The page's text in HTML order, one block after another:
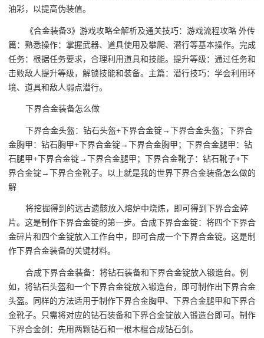
油彩，以提高伪装值。
《合金装备3》游戏攻略全解析及通关技巧：游戏流程攻略 外传
篇：熟悉操作：掌握武器、道具使用及攀爬、潜行等基本操作。完成
任务：根据任务要求，合理利用道具和技能。提升等级：通过任务和
击败敌人提升等级，解锁技能和装备。主篇：潜行技巧：学会利用环
境、道具和敌人弱点潜行。
下界合金装备怎么做
下界合金头盔：钻石头盔+下界合金锭→下界合金头盔；下界合
金胸甲：钻石胸甲+下界合金锭→下界合金胸甲；下界合金腿甲：钻
石腿甲+下界合金锭→下界合金腿甲；下界合金靴子：钻石靴子+下
界合金锭→下界合金靴子。以上就是我的世界下界合金装备怎么做的
解
将挖掘得到的远古遗骸放入熔炉中烧炼，即可得到下界合金碎
片。这是制作下界合金锭的第一步。合成下界合金锭：将四个下界合
金碎片和四个金锭放入工作台中，即可合成一个下界合金锭。这是制
作下界合金装备的关键材料。
合成下界合金装备：将钻石装备和下界合金锭放入锻造台。例
如，将钻石头盔和一个下界合金锭放入锻造台，即可制作出下界合金
头盔。同样的方法适用于制作下界合金胸甲、下界合金腿甲和下界合
金靴子。只需将对应的钻石装备和下界合金锭放入锻造台即可。制作
下界合金剑：先用两颗钻石和一根木棍合成钻石剑。